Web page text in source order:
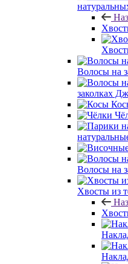
Волосы на
заколках
Волосы на
Хвосты из